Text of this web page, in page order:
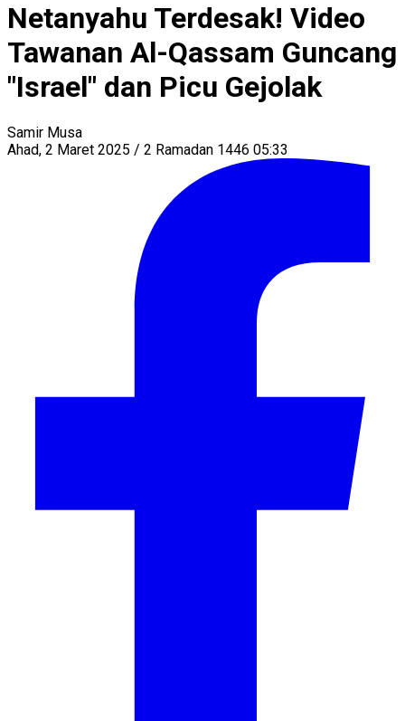
Netanyahu Terdesak! Video
Tawanan Al-Qassam Guncang
"Israel" dan Picu Gejolak
Samir Musa
Ahad, 2 Maret 2025 / 2 Ramadan 1446 05:33